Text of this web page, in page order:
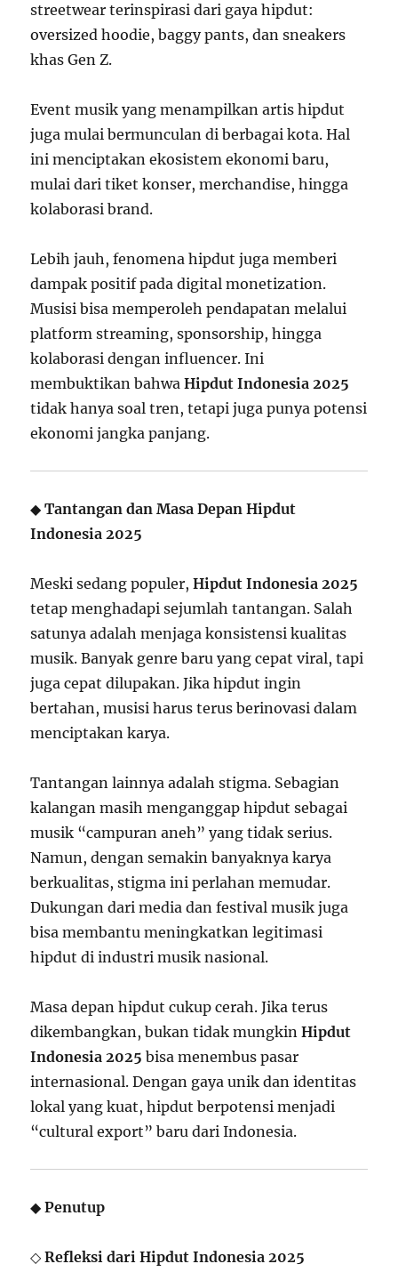
streetwear terinspirasi dari gaya hipdut:
oversized hoodie, baggy pants, dan sneakers
khas Gen Z.
Event musik yang menampilkan artis hipdut
juga mulai bermunculan di berbagai kota. Hal
ini menciptakan ekosistem ekonomi baru,
mulai dari tiket konser, merchandise, hingga
kolaborasi brand.
Lebih jauh, fenomena hipdut juga memberi
dampak positif pada digital monetization.
Musisi bisa memperoleh pendapatan melalui
platform streaming, sponsorship, hingga
kolaborasi dengan influencer. Ini
membuktikan bahwaHipdut Indonesia 2025
tidak hanya soal tren, tetapi juga punya potensi
ekonomi jangka panjang.
◆Tantangan dan Masa Depan Hipdut
Indonesia 2025
Meski sedang populer,Hipdut Indonesia 2025
tetap menghadapi sejumlah tantangan. Salah
satunya adalah menjaga konsistensi kualitas
musik. Banyak genre baru yang cepat viral, tapi
juga cepat dilupakan. Jika hipdut ingin
bertahan, musisi harus terus berinovasi dalam
menciptakan karya.
Tantangan lainnya adalah stigma. Sebagian
kalangan masih menganggap hipdut sebagai
musik “campuran aneh” yang tidak serius.
Namun, dengan semakin banyaknya karya
berkualitas, stigma ini perlahan memudar.
Dukungan dari media dan festival musik juga
bisa membantu meningkatkan legitimasi
hipdut di industri musik nasional.
Masa depan hipdut cukup cerah. Jika terus
dikembangkan, bukan tidak mungkinHipdut
Indonesia 2025 bisa menembus pasar
internasional. Dengan gaya unik dan identitas
lokal yang kuat, hipdut berpotensi menjadi
“cultural export” baru dari Indonesia.
◆Penutup
◇Refleksi dari Hipdut Indonesia 2025